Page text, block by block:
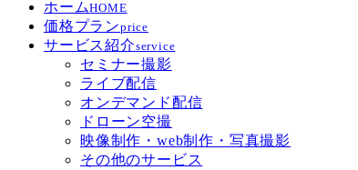
ホームHOME
価格プランprice
サービス紹介service
セミナー撮影
ライブ配信
オンデマンド配信
ドローン空撮
映像制作・web制作・写真撮影
その他のサービス